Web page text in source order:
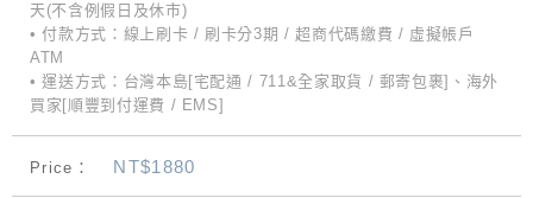
天(不含例假日及休市)
• 付款方式：線上刷卡 / 刷卡分3期 / 超商代碼繳費 / 虛擬帳戶
ATM
• 運送方式：台灣本島[宅配通 / 711&全家取貨 / 郵寄包裹]、海外
買家[順豐到付運費 / EMS]
Price： NT$1880